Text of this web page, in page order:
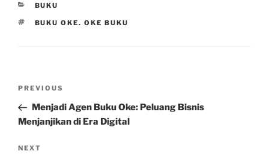
CATEGORIES
BUKU
TAGS
BUKU OKE. OKE BUKU
Previous
Post
PREVIOUS
Menjadi Agen Buku Oke: Peluang Bisnis
Menjanjikan di Era Digital
Next
NEXT